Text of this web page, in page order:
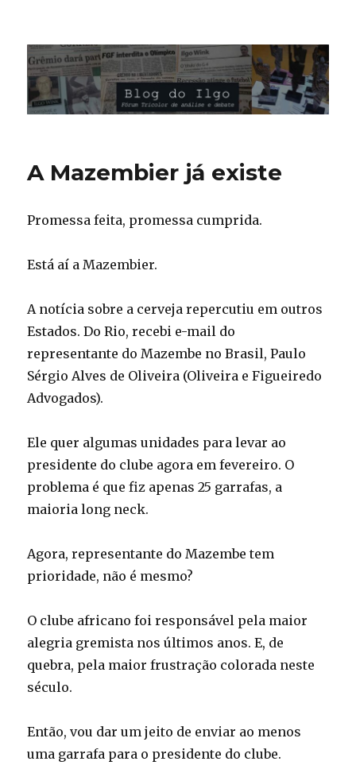
Blog do Ilgo Wink
A Mazembier já existe
Promessa feita, promessa cumprida.
Está aí a Mazembier.
A notícia sobre a cerveja repercutiu em outros
Estados. Do Rio, recebi e-mail do
representante do Mazembe no Brasil, Paulo
Sérgio Alves de Oliveira (Oliveira e Figueiredo
Advogados).
Ele quer algumas unidades para levar ao
presidente do clube agora em fevereiro. O
problema é que fiz apenas 25 garrafas, a
maioria long neck.
Agora, representante do Mazembe tem
prioridade, não é mesmo?
O clube africano foi responsável pela maior
alegria gremista nos últimos anos. E, de
quebra, pela maior frustração colorada neste
século.
Então, vou dar um jeito de enviar ao menos
uma garrafa para o presidente do clube.